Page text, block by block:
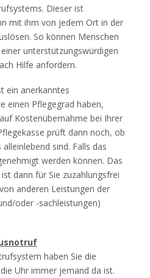
Dieser ist
mit ihm von jedem Ort in der
So können Menschen
unterstützungswürdigen
Hilfe anfordern.
ein anerkanntes
einen Pflegegrad haben,
Kostenübernahme bei Ihrer
prüft dann noch, ob
sind. Falls das
werden können. Das
dann für Sie zuzahlungsfrei
anderen Leistungen der
oder -sachleistungen)
haben Sie die
Uhr immer jemand da ist.